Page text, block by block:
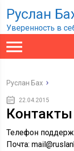
Руслан
Уверенность в
Руслан Бах
22.04.2015
Контакты
Телефон
Почта: